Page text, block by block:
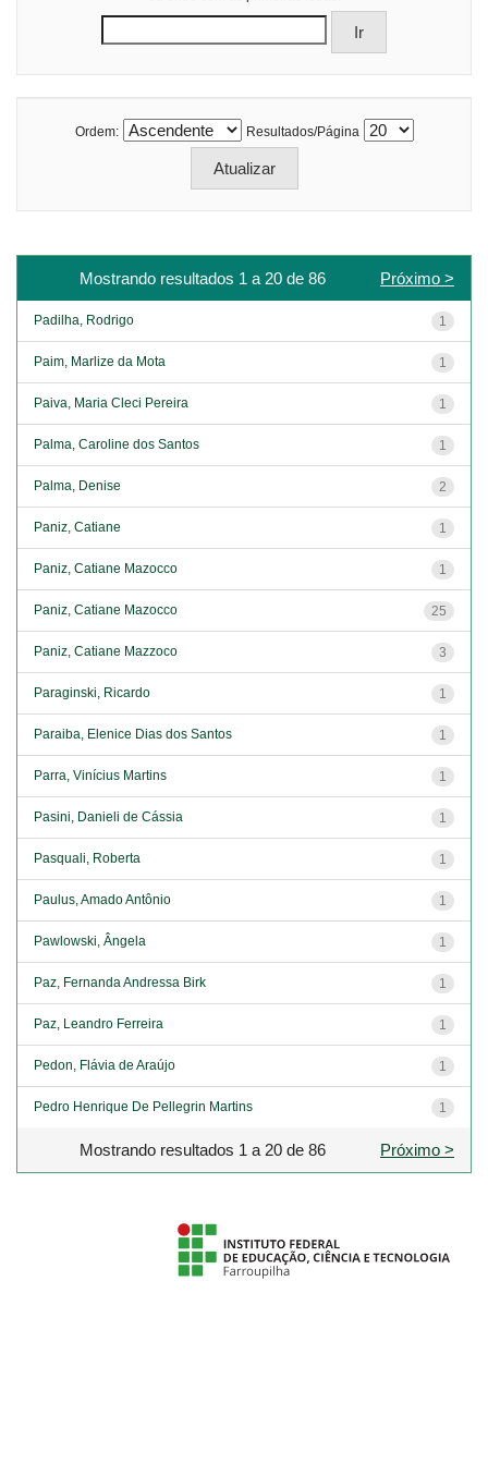
Ordem: Resultados/Página
Mostrando resultados 1 a 20 de 86 Próximo >
Padilha, Rodrigo 1
Paim, Marlize da Mota 1
Paiva, Maria Cleci Pereira 1
Palma, Caroline dos Santos 1
Palma, Denise 2
Paniz, Catiane 1
Paniz, Catiane Mazocco 1
Paniz, Catiane Mazocco 25
Paniz, Catiane Mazzoco 3
Paraginski, Ricardo 1
Paraiba, Elenice Dias dos Santos 1
Parra, Vinícius Martins 1
Pasini, Danieli de Cássia 1
Pasquali, Roberta 1
Paulus, Amado Antônio 1
Pawlowski, Ângela 1
Paz, Fernanda Andressa Birk 1
Paz, Leandro Ferreira 1
Pedon, Flávia de Araújo 1
Pedro Henrique De Pellegrin Martins 1
Mostrando resultados 1 a 20 de 86 Próximo >